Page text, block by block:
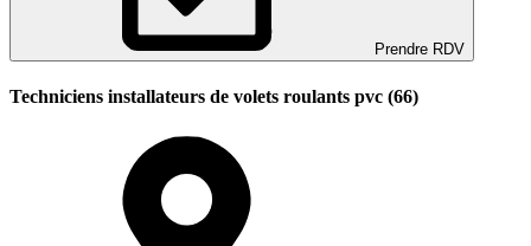
Prendre RDV
Techniciens installateurs de volets roulants pvc (66)